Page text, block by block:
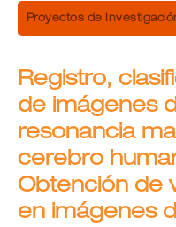
Proyectos de
Registro,
de imágenes
resonancia
cerebro
Obtención de
en imágenes